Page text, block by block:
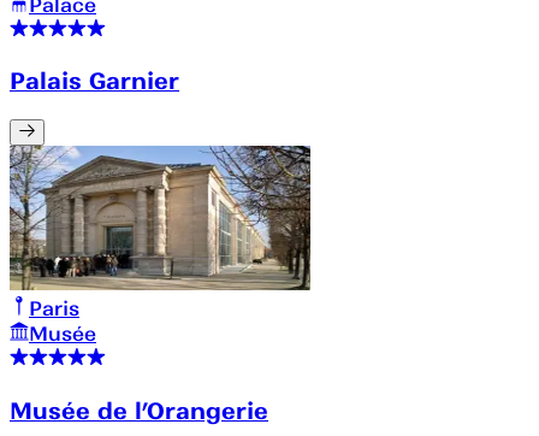
Palais Garnier
Paris
Musée
Musée de l’Orangerie